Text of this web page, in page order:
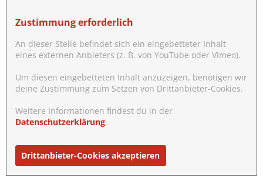
Zustimmung erforderlich
An dieser Stelle befindet sich ein eingebetteter Inhalt
eines externen Anbieters (z. B. von YouTube oder Vimeo).
Um diesen eingebetteten Inhalt anzuzeigen, benötigen wir
deine Zustimmung zum Setzen von Drittanbieter-Cookies.
Weitere Informationen findest du in der
Datenschutzerklärung.
Drittanbieter-Cookies akzeptieren